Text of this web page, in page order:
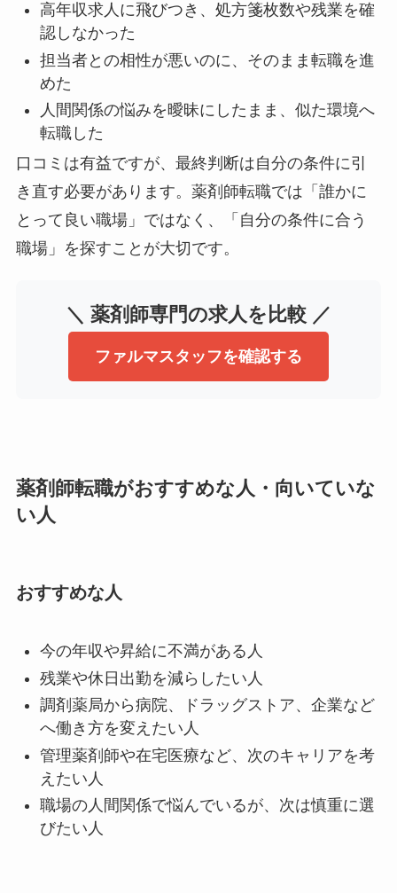
高年収求人に飛びつき、処方箋枚数や残業を確
認しなかった
担当者との相性が悪いのに、そのまま転職を進
めた
人間関係の悩みを曖昧にしたまま、似た環境へ
転職した
口コミは有益ですが、最終判断は自分の条件に引
き直す必要があります。薬剤師転職では「誰かに
とって良い職場」ではなく、「自分の条件に合う
職場」を探すことが大切です。
＼ 薬剤師専門の求人を比較 ／
ファルマスタッフを確認する
薬剤師転職がおすすめな人・向いていな
い人
おすすめな人
今の年収や昇給に不満がある人
残業や休日出勤を減らしたい人
調剤薬局から病院、ドラッグストア、企業など
へ働き方を変えたい人
管理薬剤師や在宅医療など、次のキャリアを考
えたい人
職場の人間関係で悩んでいるが、次は慎重に選
びたい人